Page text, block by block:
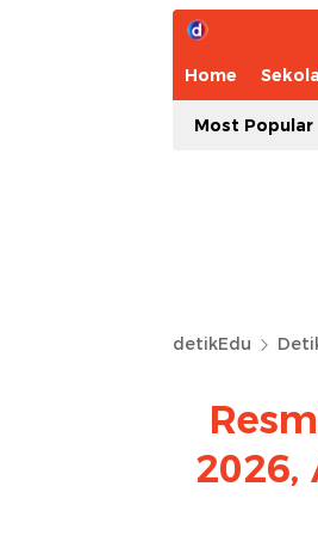
Home
Most Popular
detikEdu
2026,